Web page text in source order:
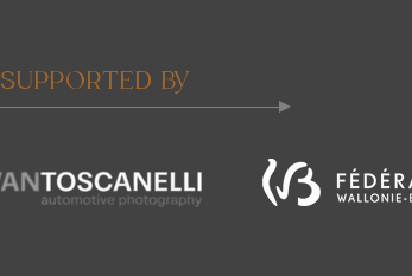
SUPPORTED BY